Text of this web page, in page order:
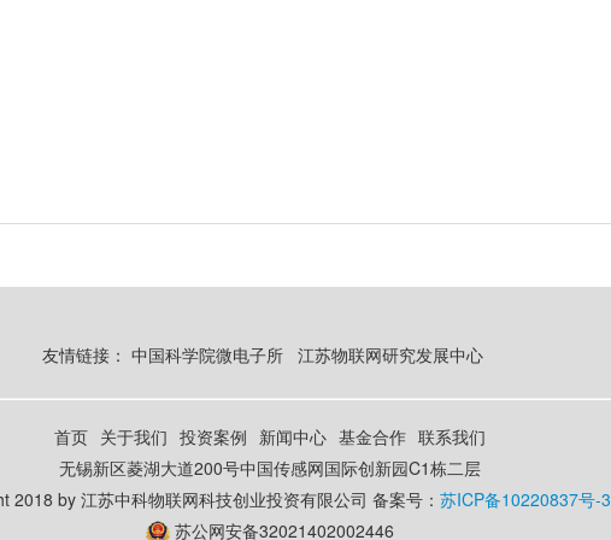
友情链接： 中国科学院微电子所 江苏物联网研究发展中心
首页 关于我们 投资案例 新闻中心 基金合作 联系我们
无锡新区菱湖大道200号中国传感网国际创新园C1栋二层
2018 by 江苏中科物联网科技创业投资有限公司 备案号： 苏ICP备10220837号-3
苏公网安备32021402002446